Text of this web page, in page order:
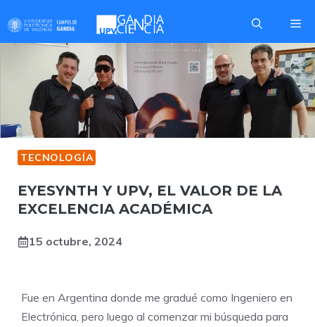
contenido
TECNOLOGÍA
EYESYNTH Y UPV, EL VALOR DE LA
EXCELENCIA ACADÉMICA
15 octubre, 2024
Fue en Argentina donde me gradué como Ingeniero en
Electrónica, pero luego al comenzar mi búsqueda para